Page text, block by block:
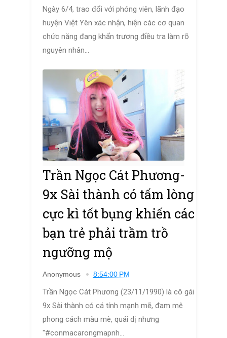
Ngày 6/4, trao đổi với phóng viên, lãnh đạo
huyện Việt Yên xác nhận, hiện các cơ quan
chức năng đang khẩn trương điều tra làm rõ
nguyên nhân...
Trần Ngọc Cát Phương-
9x Sài thành có tấm lòng
cực kì tốt bụng khiến các
bạn trẻ phải trầm trồ
ngưỡng mộ
Anonymous 8:54:00 PM
Trần Ngọc Cát Phương (23/11/1990) là cô gái
9x Sài thành có cá tính mạnh mẽ, đam mê
phong cách màu mè, quái dị nhưng
"#conmacarongmapnh...